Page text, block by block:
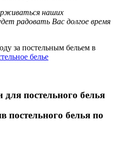
наших
радовать Вас долгое время
за постельным бельем в
белье
постельного белья
белья по